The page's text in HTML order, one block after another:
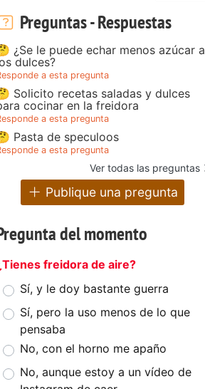
Preguntas - Respuestas
¿Se le puede echar menos azúcar a
dulces?
a esta pregunta
Solicito recetas saladas y dulces
cocinar en la freidora
a esta pregunta
Pasta de speculoos
a esta pregunta
Ver todas las preguntas
Publique una pregunta
del momento
freidora de aire?
Sí, y le doy bastante guerra
Sí, pero la uso menos de lo que
pensaba
No, con el horno me apaño
No, aunque estoy a un vídeo de